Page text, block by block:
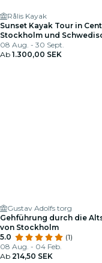
Rålis Kayak
Sunset Kayak Tour in
Stockholm und
Fika
08 Aug. - 30 Sept.
Ab 1.300,00 SEK
Gustav Adolfs torg
Gehführung durch die
von Stockholm
5.0
(1)
08 Aug. - 04 Feb.
Ab 214,50 SEK